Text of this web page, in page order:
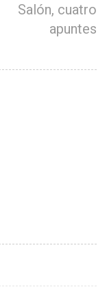
Salón, cuatro
apuntes